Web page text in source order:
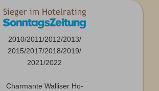
2010/2011/2012/2013/
2015/2017/2018/2019/
2021/2022
Charmante Walliser Ho-